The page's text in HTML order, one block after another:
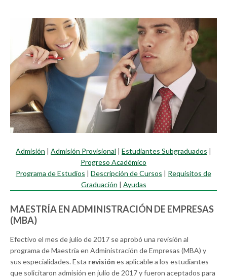
Admisión | Admisión Provisional | Estudiantes Subgraduados |
Progreso Académico
Programa de Estudios | Descripción de Cursos | Requisitos de
Graduación | Ayudas
MAESTRÍA EN ADMINISTRACIÓN DE EMPRESAS
(MBA)
Efectivo el mes de julio de 2017 se aprobó una revisión al
programa de Maestría en Administración de Empresas (MBA) y
sus especialidades. Esta revisión es aplicable a los estudiantes
que solicitaron admisión en julio de 2017 y fueron aceptados para